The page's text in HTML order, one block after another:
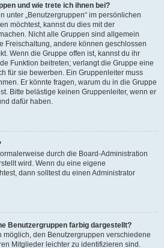
und wie trete ich ihnen bei?
unter „Benutzergruppen“ im persönlichen
möchtest, kannst du dies mit der
Nicht alle Gruppen sind allgemein
Freischaltung, andere können geschlossen
Wenn die Gruppe offen ist, kannst du ihr
Funktion beitreten; verlangt die Gruppe eine
für sie bewerben. Ein Gruppenleiter muss
Er könnte fragen, warum du in die Gruppe
Bitte belästige keinen Gruppenleiter, wenn er
dafür haben.
durch die Board-Administration
wird. Wenn du eine eigene
dann solltest du einen Administrator
Benutzergruppen farbig dargestellt?
möglich, den Benutzergruppen verschiedene
Mitglieder leichter zu identifizieren sind.